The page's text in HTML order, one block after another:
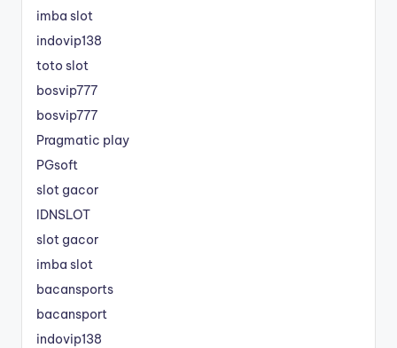
imba slot
indovip138
toto slot
bosvip777
bosvip777
Pragmatic play
PGsoft
slot gacor
IDNSLOT
slot gacor
imba slot
bacansports
bacansport
indovip138